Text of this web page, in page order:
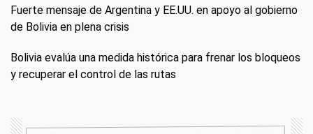
Fuerte mensaje de Argentina y EE.UU. en apoyo al gobierno
de Bolivia en plena crisis
Bolivia evalúa una medida histórica para frenar los bloqueos
y recuperar el control de las rutas